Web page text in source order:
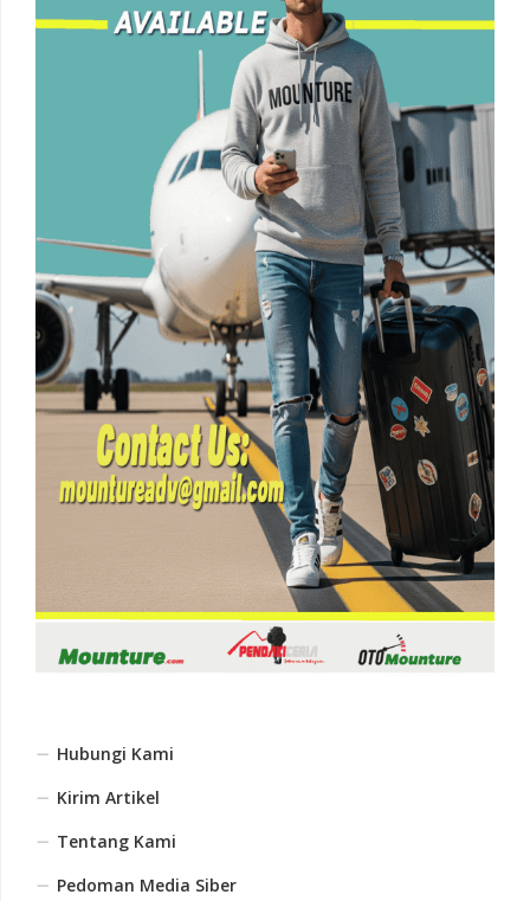
Hubungi Kami
Kirim Artikel
Tentang Kami
Pedoman Media Siber